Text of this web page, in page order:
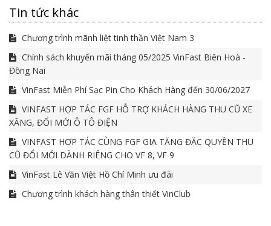
Tin tức khác
Chương trình mãnh liệt tinh thần Việt Nam 3
Chính sách khuyến mãi tháng 05/2025 VinFast Biên Hoà -
Đồng Nai
VinFast Miễn Phí Sạc Pin Cho Khách Hàng đến 30/06/2027
VINFAST HỢP TÁC FGF HỖ TRỢ KHÁCH HÀNG THU CŨ XE
XĂNG, ĐỔI MỚI Ô TÔ ĐIỆN
VINFAST HỢP TÁC CÙNG FGF GIA TĂNG ĐẶC QUYỀN THU
CŨ ĐỔI MỚI DÀNH RIÊNG CHO VF 8, VF 9
VinFast Lê Văn Việt Hồ Chí Minh ưu đãi
Chương trình khách hàng thân thiết VinClub